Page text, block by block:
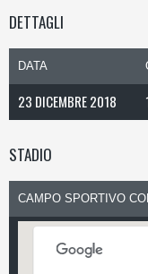
DETTAGLI
DATA
23 DICEMBRE 2018
STADIO
CAMPO SPORTIVO